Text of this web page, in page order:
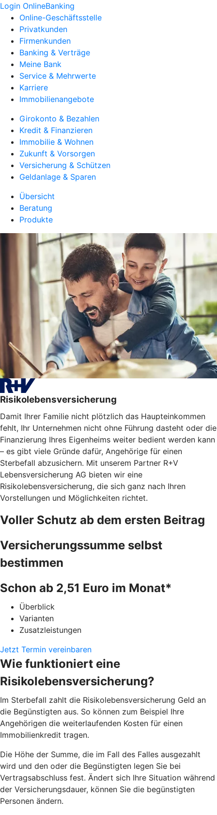
Login OnlineBanking
Online-Geschäftsstelle
Privatkunden
Firmenkunden
Banking & Verträge
Meine Bank
Service & Mehrwerte
Karriere
Immobilienangebote
Girokonto & Bezahlen
Kredit & Finanzieren
Immobilie & Wohnen
Zukunft & Vorsorgen
Versicherung & Schützen
Geldanlage & Sparen
Übersicht
Beratung
Produkte
Risikolebensversicherung
Damit Ihrer Familie nicht plötzlich das Haupteinkommen
fehlt, Ihr Unternehmen nicht ohne Führung dasteht oder die
Finanzierung Ihres Eigenheims weiter bedient werden kann
– es gibt viele Gründe dafür, Angehörige für einen
Sterbefall abzusichern. Mit unserem Partner R+V
Lebensversicherung AG bieten wir eine
Risikolebensversicherung, die sich ganz nach Ihren
Vorstellungen und Möglichkeiten richtet.
Voller Schutz ab dem ersten Beitrag
Versicherungssumme selbst
bestimmen
Schon ab 2,51 Euro im Monat*
Überblick
Varianten
Zusatzleistungen
Jetzt Termin vereinbaren
Wie funktioniert eine
Risikolebensversicherung?
Im Sterbefall zahlt die Risikolebensversicherung Geld an
die Begünstigten aus. So können zum Beispiel Ihre
Angehörigen die weiterlaufenden Kosten für einen
Immobilienkredit tragen.
Die Höhe der Summe, die im Fall des Falles ausgezahlt
wird und den oder die Begünstigten legen Sie bei
Vertragsabschluss fest. Ändert sich Ihre Situation während
der Versicherungsdauer, können Sie die begünstigten
Personen ändern.